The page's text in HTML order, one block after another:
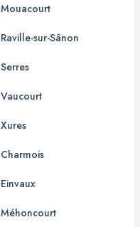
Mouacourt
Raville-sur-Sânon
Serres
Vaucourt
Xures
Charmois
Einvaux
Méhoncourt